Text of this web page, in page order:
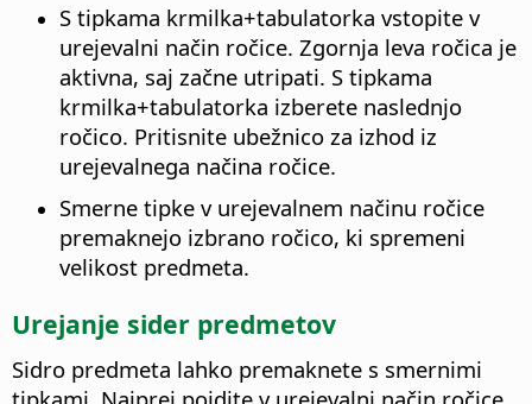
S tipkama krmilka+tabulatorka vstopite v
urejevalni način ročice. Zgornja leva ročica je
aktivna, saj začne utripati. S tipkama
krmilka+tabulatorka izberete naslednjo
ročico. Pritisnite ubežnico za izhod iz
urejevalnega načina ročice.
Smerne tipke v urejevalnem načinu ročice
premaknejo izbrano ročico, ki spremeni
velikost predmeta.
Urejanje sider predmetov
Sidro predmeta lahko premaknete s smernimi